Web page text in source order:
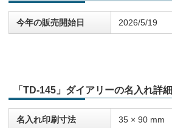
今年の販売開始日 2026/5/19
「TD-145」ダイアリーの名入れ詳細
名入れ印刷寸法 35 × 90 mm